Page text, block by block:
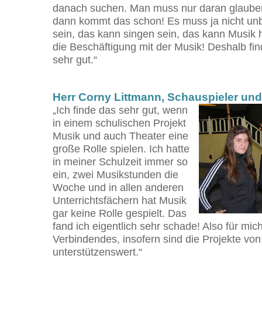
danach suchen. Man muss nur daran
dann kommt das schon! Es muss ja nicht
sein, das kann singen sein, das kann Musik
die Beschäftigung mit der Musik! Deshalb
sehr gut.“
Herr Corny Littmann, Schauspieler
„Ich finde das sehr gut, wenn
in einem schulischen Projekt
Musik und auch Theater eine
große Rolle spielen. Ich hatte
in meiner Schulzeit immer so
ein, zwei Musikstunden die
Woche und in allen anderen
Unterrichtsfächern hat Musik
gar keine Rolle gespielt. Das
fand ich eigentlich sehr schade! Also für
Verbindendes, insofern sind die Projekte
unterstützenswert.“